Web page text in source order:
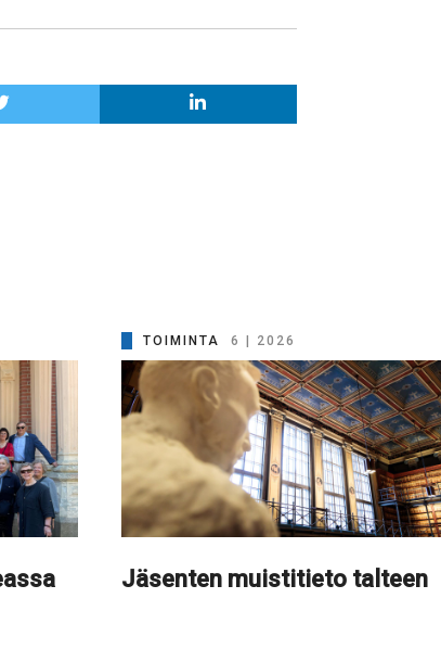
TOIMINTA 6 | 2026
Jäsenten muistitieto talteen